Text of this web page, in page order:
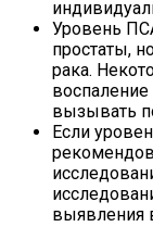
Уровень
простаты,
рака.
вызывать
Если
выявления